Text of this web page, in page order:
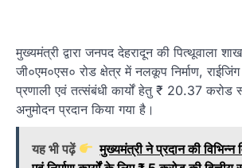
मुख्यमंत्री द्वारा जनपद देहरादून की पित्थूवाला
जी०एम०एस० रोड क्षेत्र में नलकूप निर्माण,
प्रणाली एवं तत्संबंधी कार्यों हेतु ₹ 20.37 करोड
अनुमोदन प्रदान किया गया है।
यह भी पढ़ें
मुख्यमंत्री ने प्रदान की